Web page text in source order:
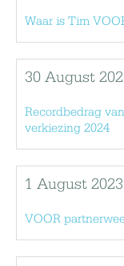
Waar is Tim
30 August
Recordbedrag
verkiezing 2024
1 August 2023
VOOR